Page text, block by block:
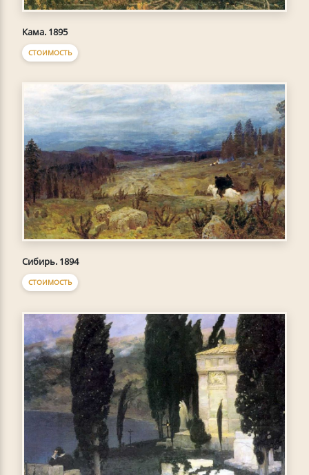
Кама. 1895
СТОИМОСТЬ
Сибирь. 1894
СТОИМОСТЬ